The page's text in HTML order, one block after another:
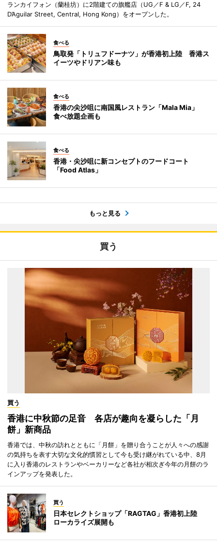
ランカイフォン（蘭桂坊）に2階建ての旗艦店（UG／F & LG／F, 24
D’Aguilar Street, Central, Hong Kong）をオープンした。
食べる
鳥取発「トリュフドーナツ」が香港初上陸 香港ス
イーツやドリアン味も
食べる
香港の尖沙咀に南国風レストラン「Mala Mia」
食べ放題企画も
食べる
香港・尖沙咀に新コンセプトのフードコート
「Food Atlas」
もっと見る
買う
買う
香港に中秋節の足音 各店が趣向を凝らした「月
餅」新商品
香港では、中秋の訪れとともに「月餅」を贈り合うことが人々への感謝
の気持ちを表す大切な文化的慣習として今も受け継がれている中、8月
に入り香港のレストランやベーカリーなど各社が相次ぎ今年の月餅のラ
インアップを発表した。
買う
日本セレクトショップ「RAGTAG」香港初上陸
ローカライズ展開も